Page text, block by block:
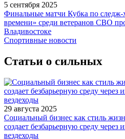
5 сентября 2025
Финальные матчи Кубка по следж-
времени» среди ветеранов СВО
Владивостоке
Спортивные новости
Статьи о сильных
29 августа 2025
Социальный бизнес как стиль
создает безбарьерную среду
вездеходы